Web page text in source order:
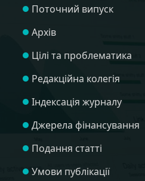
Поточний випуск
Архів
Цілі та проблематика
Редакційна колегія
Індексація журналу
Джерела фінансування
Подання статті
Умови публікації